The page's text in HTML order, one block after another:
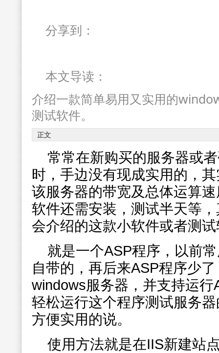
分享到：
本文导读：
介绍一款简单易用又实用的
测试软件。
正文
常常在新购买的服务器或
时，手边没有现成实用的，
该服务器的带宽及总体运算
软件还需安装，测试半天等
会介绍的这款小软件或者测
就是一个ASP程序，以前
自带的，再后来ASP程序少
windows服务器，并支持运
轻松运行这个程序测试服务
方便实用的说。
使用方法就是在IIS新建站